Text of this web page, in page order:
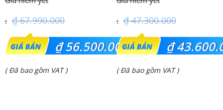
– 1 Pha
₫67.990.000
Giá
gốc
là:
₫56.500.000
Giá
( Đã bao gồm VAT )
48PRH1H5
₫47.300.000
Giá
gốc
là:
₫
Giá
( Đã bao gồm VAT )